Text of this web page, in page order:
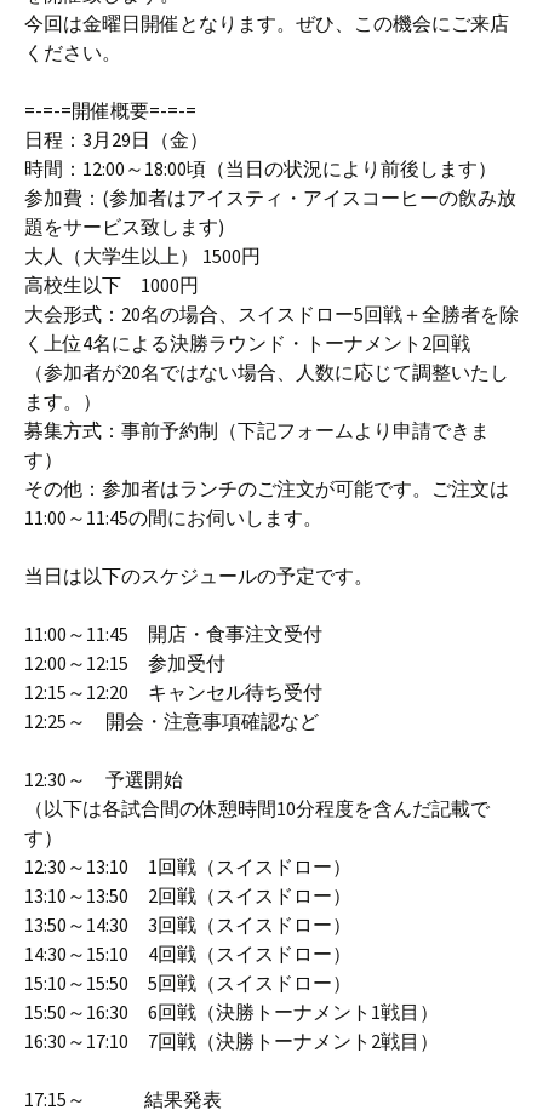
今回は金曜日開催となります。ぜひ、この機会にご来店
ください。
=-=-=開催概要=-=-=
日程：3月29日（金）
時間：12:00～18:00頃（当日の状況により前後します）
参加費：(参加者はアイスティ・アイスコーヒーの飲み放
題をサービス致します)
大人（大学生以上） 1500円
高校生以下 1000円
大会形式：20名の場合、スイスドロー5回戦＋全勝者を除
く上位4名による決勝ラウンド・トーナメント2回戦
（参加者が20名ではない場合、人数に応じて調整いたし
ます。）
募集方式：事前予約制（下記フォームより申請できま
す）
その他：参加者はランチのご注文が可能です。ご注文は
11:00～11:45の間にお伺いします。
当日は以下のスケジュールの予定です。
11:00～11:45 開店・食事注文受付
12:00～12:15 参加受付
12:15～12:20 キャンセル待ち受付
12:25～ 開会・注意事項確認など
12:30～ 予選開始
（以下は各試合間の休憩時間10分程度を含んだ記載で
す）
12:30～13:10 1回戦（スイスドロー）
13:10～13:50 2回戦（スイスドロー）
13:50～14:30 3回戦（スイスドロー）
14:30～15:10 4回戦（スイスドロー）
15:10～15:50 5回戦（スイスドロー）
15:50～16:30 6回戦（決勝トーナメント1戦目）
16:30～17:10 7回戦（決勝トーナメント2戦目）
17:15～ 結果発表